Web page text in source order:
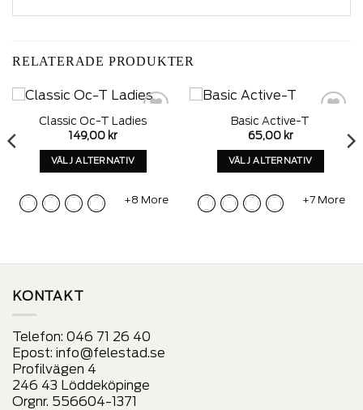
RELATERADE PRODUKTER
Add to
Classic Oc-T Ladies
149,00 kr
VÄLJ ALTERNATIV
produkt
har
kan
+8 More
Basic Active-T
65,00 kr
VÄLJ ALTERNATIV
produkt
har
kan
+7 More
KONTAKT
Telefon: 046 71 26 40
Epost: info@felestad.se
Profilvägen 4
246 43 Löddeköpinge
Orgnr. 556604-1371